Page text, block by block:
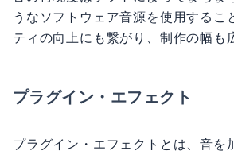
うなソフトウェア音源を使用するこ
ティの向上にも繋がり、制作の幅も
プラグイン・エフェクト
プラグイン・エフェクトとは、音を